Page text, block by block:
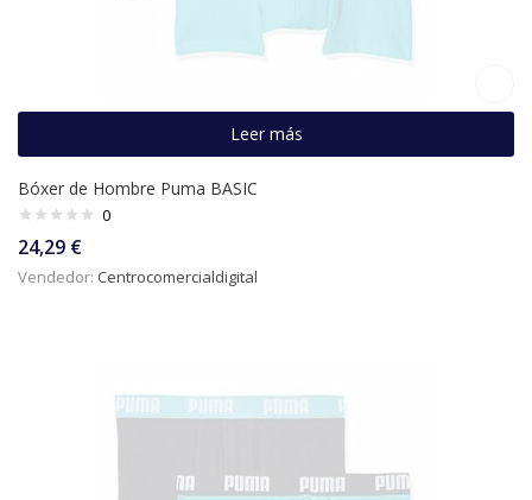
Leer más
Bóxer de Hombre Puma BASIC
0
24,29 €
Vendedor: Centrocomercialdigital